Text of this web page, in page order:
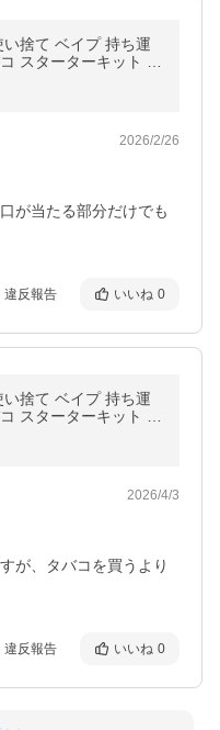
捨て ベイプ 持ち運
スターターキット 本
禁煙グッズ 電子シ
0
2026/2/26
が当たる部分だけでも
違反報告 いいね 0
捨て ベイプ 持ち運
スターターキット 本
禁煙グッズ 電子シ
0
2026/4/3
が、タバコを買うより
違反報告 いいね 0